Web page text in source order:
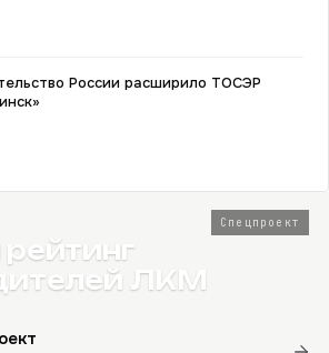
России расширило ТОСЭР
Спецпроект
ЛКМ